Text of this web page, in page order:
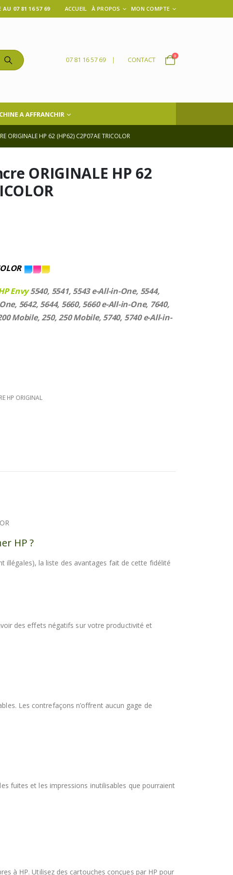
07 81 16 57 69 ACCUEIL À PROPOS MON COMPTE
07 81 16 57 69 | CONTACT 0
A AFFRANCHIR
ORIGINALE HP 62 (HP62) C2P07AE TRICOLOR
ORIGINALE HP 62
Envy5540, 5541, 5543 e-All-in-One, 5544,
5642, 5644, 5660, 5660 e-All-in-One, 7640,
Mobile, 250, 250 Mobile, 5740, 5740 e-All-in-
HP ORIGINAL
HP ?
illégales), la liste des avantages fait de cette fidélité
des effets négatifs sur votre productivité et
Les contrefaçons n’offrent aucun gage de
fuites et les impressions inutilisables que pourraient
à HP. Utilisez des cartouches conçues par HP pour